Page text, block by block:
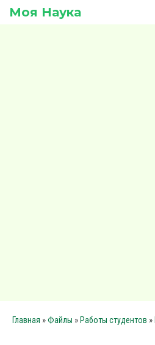
Моя Наука
Главная »Файлы » Работы студентов »